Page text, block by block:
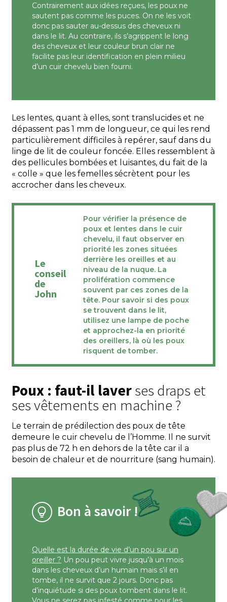
Contrairement aux idées reçues, les poux ne
sautent pas comme les puces. On ne les voit
donc pas sauter au-dessus des cheveux ni
dans le lit. Au contraire, ils s’agrippent le long
des cheveux et leur couleur brun clair ne
facilite pas leur identification en plein milieu
d’un cuir chevelu bien fourni.
Les lentes, quant à elles, sont translucides et ne
dépassent pas 1 mm de longueur, ce qui les rend
particulièrement difficiles à repérer, sauf dans du
linge de lit de couleur foncée. Elles ressemblent à
des pellicules bombées et luisantes, du fait de la
« colle » que les femelles sécrètent pour les
accrocher dans les cheveux.
Le
conseil
de
John
Pour vérifier la présence de
poux et lentes dans le cuir
chevelu, il faut observer en
priorité les zones situées
derrière les oreilles et au
niveau de la nuque. La
prolifération commence
souvent par ces zones de la
tête. Pour savoir si des poux
se trouvent dans le lit,
utilisez une lampe de poche
et approchez-la en priorité
des oreillers, là où les poux
risquent de tomber.
Poux : faut-il laverses draps et
ses vêtements en machine ?
Le terrain de prédilection des poux de tête
demeure le cuir chevelu de l’Homme. Il ne survit
pas plus de 72 h en dehors de la tête car il a
besoin de chaleur et de nourriture (sang humain).
Bon à savoir !
Quelle est la durée de vie d’un pou sur un
oreiller ? Un pou peut vivre jusqu’à un mois
dans les cheveux d’un humain mais s’il en
tombe, il ne survit que 2 jours. Donc pas
d’inquiétude si des poux tombent dans le lit.